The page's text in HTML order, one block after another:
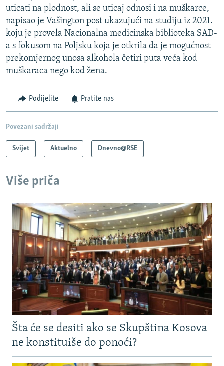
uticati na plodnost, ali se uticaj odnosi i na muškarce,
napisao je Vašington post ukazujući na studiju iz 2021.
koju je provela Nacionalna medicinska biblioteka SAD-
a s fokusom na Poljsku koja je otkrila da je mogućnost
prekomjernog unosa alkohola četiri puta veća kod
muškaraca nego kod žena.
Podijelite Pratite nas
Povezani sadržaji
Svijet Aktuelno Dnevno@RSE
Više priča
Šta će se desiti ako se Skupština Kosova
ne konstituiše do ponoći?